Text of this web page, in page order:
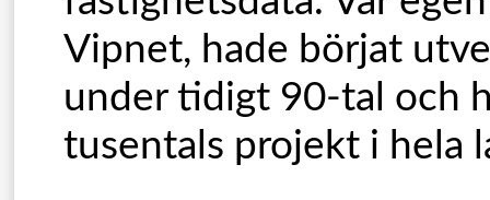
Vipnet, hade börjat
under tidigt 90-tal och
tusentals projekt i hela